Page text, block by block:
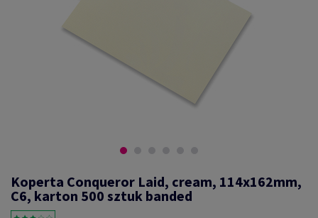
Koperta Conqueror Laid, cream, 114x162mm,
C6, karton 500 sztuk banded